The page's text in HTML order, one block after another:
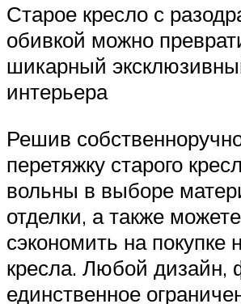
Старое кресло с
обивкой можно
шикарный
интерьера
Решив
перетяжку старого
вольны в выборе
отделки, а также можете
сэкономить на покупке
кресла. Любой дизайн,
единственное